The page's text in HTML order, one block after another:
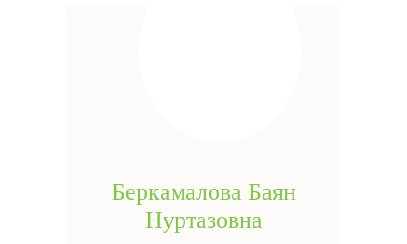
Беркамалова Баян
Нуртазовна